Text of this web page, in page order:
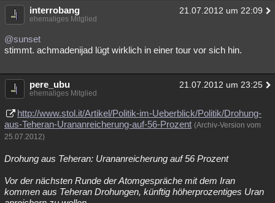
interrobang 21.07.2012 um 22:09
ehemaliges Mitglied
@sunset
stimmt. achmadenijad lügt wirklich in einer tour vor sich hin.
pere_ubu 21.07.2012 um 23:25
ehemaliges Mitglied
http://www.stol.it/Artikel/Politik-im-Ueberblick/Politik/Drohung-
aus-Teheran-Urananreicherung-auf-56-Prozent (Archiv-Version vom
25.07.2012)
Drohung aus Teheran: Urananreicherung auf 56 Prozent
Vor der nächsten Runde der Atomgespräche mit dem Iran
kommen aus Teheran Drohungen, künftig höherprozentiges Uran